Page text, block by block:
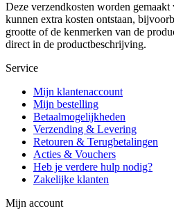
Deze verzendkosten worden
kunnen extra kosten ontstaan,
grootte of de kenmerken van de
direct in de productbeschrijving.
Service
Mijn klantenaccount
Mijn bestelling
Betaalmogelijkheden
Verzending & Levering
Retouren & Terugbetalingen
Acties & Vouchers
Heb je verdere hulp nodig?
Zakelijke klanten
Mijn account